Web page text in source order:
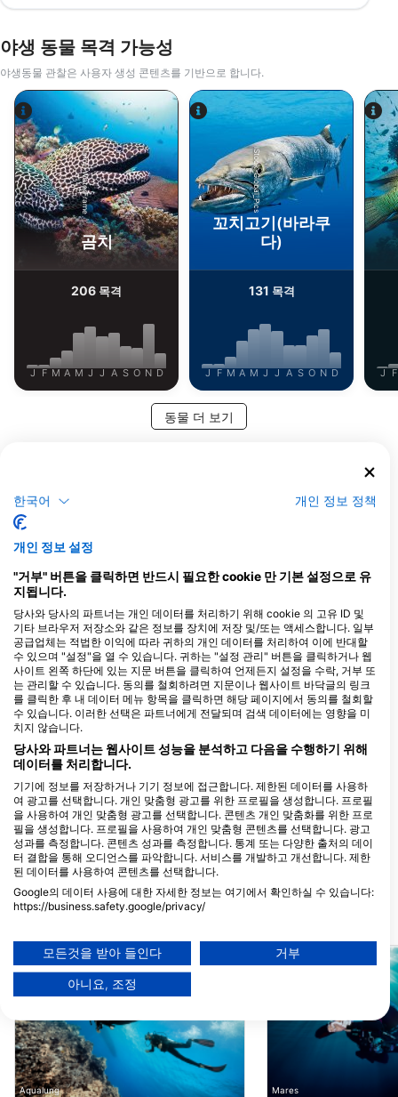
야생 동물 목격 가능성
야생동물 관찰은 사용자 생성 콘텐츠를 기반으로 합니다.
Alamy-WaterFrame
곰치
206 목격
J F M A M J J A S O N D
iStock-Global_Pics
꼬치고기(바라쿠
다)
131 목격
J F M A M J J A S O N D J F
동물 더 보기
Blue Submarine diving
center Happy Life Hotel, Blue
Submarine diving centers
Happy Life
marsa alam happy life hotel _Kilo 32
South, 0000 Marsa Alam, 이집트
Master Liveaboards, Master
Liveaboards Red Sea Fleet
Villa 5, Eng Ahmed Rafaat St, 1111
Hurghada, 이집트
Extra Divers Lahami Bay, Lahami Bay Beach Resort
Lahami Bay Beach Resort,
12345 Berenice, 이집트
ROJO DIVE SAFARI
Old Sheraton Marina, N/A
Hurghada, 이집트
A.S.D. BLUE & BLUE DIVER CLUB VITERBO
Via Venezia Giulia, 29/31,
01100 Viterbo, VT - 이탈리아
Aqualung Mares
한국어 개인 정보 정책
개인 정보 설정
"거부" 버튼을 클릭하면 반드시 필요한 cookie 만 기본 설정으로 유
지됩니다.
당사와 당사의 파트너는 개인 데이터를 처리하기 위해 cookie 의 고유 ID 및
기타 브라우저 저장소와 같은 정보를 장치에 저장 및/또는 액세스합니다. 일부
공급업체는 적법한 이익에 따라 귀하의 개인 데이터를 처리하여 이에 반대할
수 있으며 "설정"을 열 수 있습니다. 귀하는 "설정 관리" 버튼을 클릭하거나 웹
사이트 왼쪽 하단에 있는 지문 버튼을 클릭하여 언제든지 설정을 수락, 거부 또
는 관리할 수 있습니다. 동의를 철회하려면 지문이나 웹사이트 바닥글의 링크
를 클릭한 후 내 데이터 메뉴 항목을 클릭하면 해당 페이지에서 동의를 철회할
수 있습니다. 이러한 선택은 파트너에게 전달되며 검색 데이터에는 영향을 미
치지 않습니다.
당사와 파트너는 웹사이트 성능을 분석하고 다음을 수행하기 위해
데이터를 처리합니다.
기기에 정보를 저장하거나 기기 정보에 접근합니다. 제한된 데이터를 사용하
여 광고를 선택합니다. 개인 맞춤형 광고를 위한 프로필을 생성합니다. 프로필
을 사용하여 개인 맞춤형 광고를 선택합니다. 콘텐츠 개인 맞춤화를 위한 프로
필을 생성합니다. 프로필을 사용하여 개인 맞춤형 콘텐츠를 선택합니다. 광고
성과를 측정합니다. 콘텐츠 성과를 측정합니다. 통계 또는 다양한 출처의 데이
터 결합을 통해 오디언스를 파악합니다. 서비스를 개발하고 개선합니다. 제한
된 데이터를 사용하여 콘텐츠를 선택합니다.
Google의 데이터 사용에 대한 자세한 정보는 여기에서 확인하실 수 있습니다:
https://business.safety.google/privacy/
귀하의 동의와 cookie 정책은 이 웹사이트/앱에만 적용됩니다.
파트너 목록 보기 (1 IAB 벤더)
당사는 귀하의 데이터를 다음 목적으로 사용합니다:
Store and/or access information on a device
Use limited data to select advertising
모든것을 받아 들인다 거부
아니요, 조정